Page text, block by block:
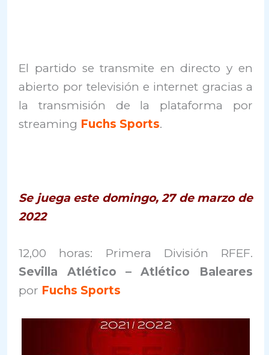
El partido se transmite en directo y en
abierto por televisión e internet gracias a
la transmisión de la plataforma por
streaming Fuchs Sports.
Se juega este domingo, 27 de marzo de
2022
12,00 horas: Primera División RFEF.
Sevilla Atlético – Atlético Baleares
por Fuchs Sports